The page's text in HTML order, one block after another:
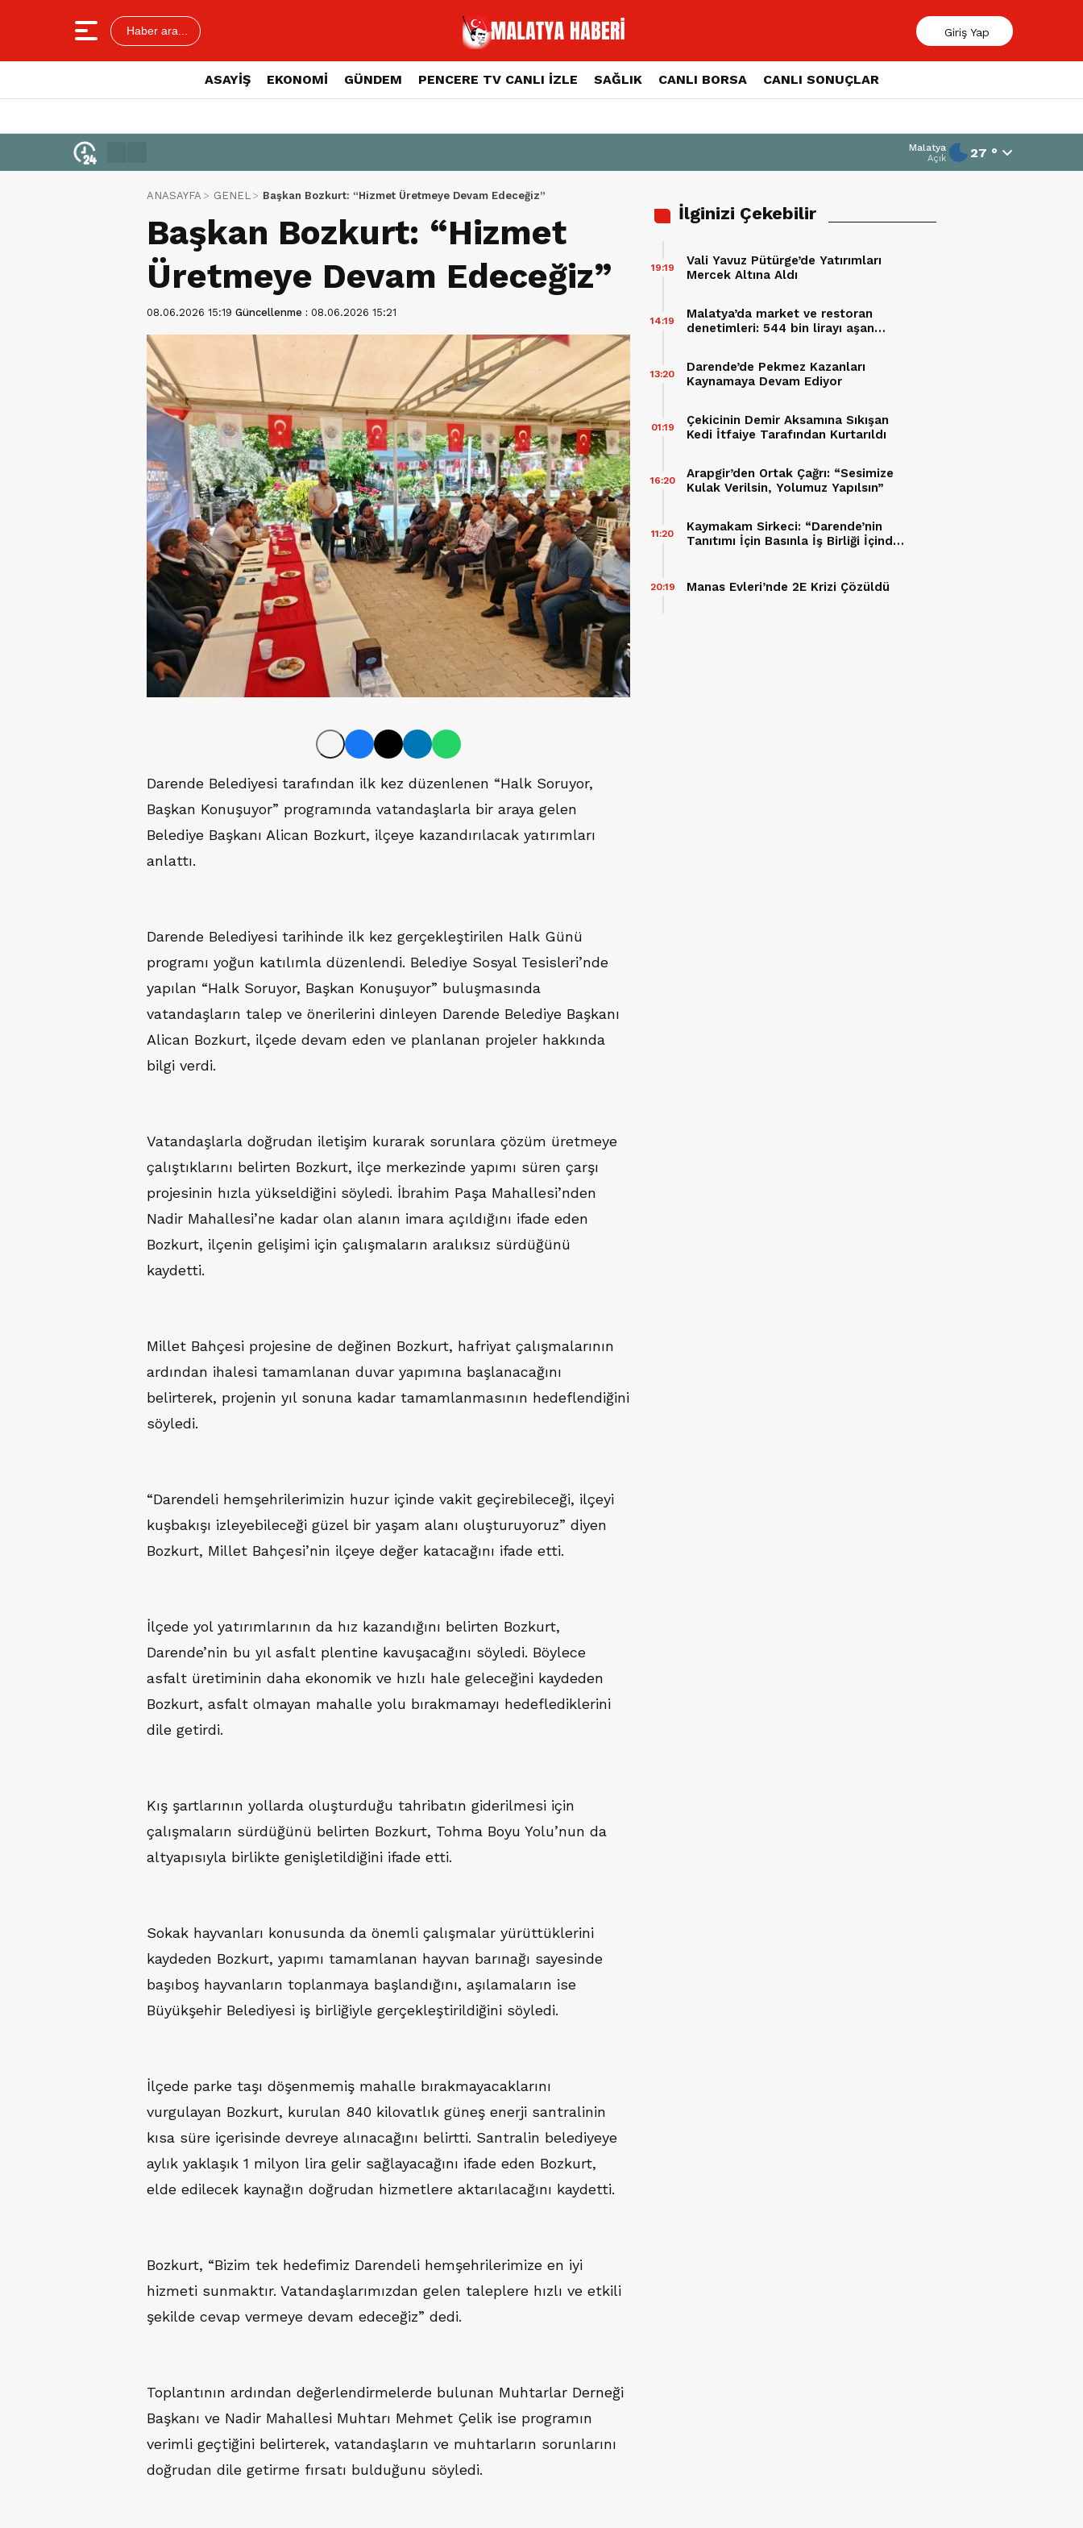
Haber ara... Giriş Yap
ASAYİŞ EKONOMİ GÜNDEM PENCERE TV CANLI İZLE SAĞLIK CANLI BORSA CANLI SONUÇLAR
Malatya
Açık 27 °
ANASAYFA GENEL Başkan Bozkurt: “Hizmet Üretmeye Devam Edeceğiz”
Başkan Bozkurt: “Hizmet
Üretmeye Devam Edeceğiz”
08.06.2026 15:19 Güncellenme : 08.06.2026 15:21
Darende Belediyesi tarafından ilk kez düzenlenen “Halk Soruyor,
Başkan Konuşuyor” programında vatandaşlarla bir araya gelen
Belediye Başkanı Alican Bozkurt, ilçeye kazandırılacak yatırımları
anlattı.
Darende Belediyesi tarihinde ilk kez gerçekleştirilen Halk Günü
programı yoğun katılımla düzenlendi. Belediye Sosyal Tesisleri’nde
yapılan “Halk Soruyor, Başkan Konuşuyor” buluşmasında
vatandaşların talep ve önerilerini dinleyen Darende Belediye Başkanı
Alican Bozkurt, ilçede devam eden ve planlanan projeler hakkında
bilgi verdi.
Vatandaşlarla doğrudan iletişim kurarak sorunlara çözüm üretmeye
çalıştıklarını belirten Bozkurt, ilçe merkezinde yapımı süren çarşı
projesinin hızla yükseldiğini söyledi. İbrahim Paşa Mahallesi’nden
Nadir Mahallesi’ne kadar olan alanın imara açıldığını ifade eden
Bozkurt, ilçenin gelişimi için çalışmaların aralıksız sürdüğünü
kaydetti.
Millet Bahçesi projesine de değinen Bozkurt, hafriyat çalışmalarının
ardından ihalesi tamamlanan duvar yapımına başlanacağını
belirterek, projenin yıl sonuna kadar tamamlanmasının hedeflendiğini
söyledi.
“Darendeli hemşehrilerimizin huzur içinde vakit geçirebileceği, ilçeyi
kuşbakışı izleyebileceği güzel bir yaşam alanı oluşturuyoruz” diyen
Bozkurt, Millet Bahçesi’nin ilçeye değer katacağını ifade etti.
İlçede yol yatırımlarının da hız kazandığını belirten Bozkurt,
Darende’nin bu yıl asfalt plentine kavuşacağını söyledi. Böylece
asfalt üretiminin daha ekonomik ve hızlı hale geleceğini kaydeden
Bozkurt, asfalt olmayan mahalle yolu bırakmamayı hedeflediklerini
dile getirdi.
Kış şartlarının yollarda oluşturduğu tahribatın giderilmesi için
çalışmaların sürdüğünü belirten Bozkurt, Tohma Boyu Yolu’nun da
altyapısıyla birlikte genişletildiğini ifade etti.
Sokak hayvanları konusunda da önemli çalışmalar yürüttüklerini
kaydeden Bozkurt, yapımı tamamlanan hayvan barınağı sayesinde
başıboş hayvanların toplanmaya başlandığını, aşılamaların ise
Büyükşehir Belediyesi iş birliğiyle gerçekleştirildiğini söyledi.
İlçede parke taşı döşenmemiş mahalle bırakmayacaklarını
vurgulayan Bozkurt, kurulan 840 kilovatlık güneş enerji santralinin
kısa süre içerisinde devreye alınacağını belirtti. Santralin belediyeye
aylık yaklaşık 1 milyon lira gelir sağlayacağını ifade eden Bozkurt,
elde edilecek kaynağın doğrudan hizmetlere aktarılacağını kaydetti.
Bozkurt, “Bizim tek hedefimiz Darendeli hemşehrilerimize en iyi
hizmeti sunmaktır. Vatandaşlarımızdan gelen taleplere hızlı ve etkili
şekilde cevap vermeye devam edeceğiz” dedi.
Toplantının ardından değerlendirmelerde bulunan Muhtarlar Derneği
Başkanı ve Nadir Mahallesi Muhtarı Mehmet Çelik ise programın
verimli geçtiğini belirterek, vatandaşların ve muhtarların sorunlarını
doğrudan dile getirme fırsatı bulduğunu söyledi.
İlginizi Çekebilir
Vali Yavuz Pütürge’de Yatırımları
Mercek Altına Aldı
19:19
Malatya’da market ve restoran
denetimleri: 544 bin lirayı aşan
14:19
Darende’de Pekmez Kazanları
Kaynamaya Devam Ediyor
13:20
Çekicinin Demir Aksamına Sıkışan
Kedi İtfaiye Tarafından Kurtarıldı
01:19
Arapgir’den Ortak Çağrı: “Sesimize
Kulak Verilsin, Yolumuz Yapılsın”
16:20
Kaymakam Sirkeci: “Darende’nin
Tanıtımı İçin Basınla İş Birliği İçinde
11:20
Manas Evleri’nde 2E Krizi Çözüldü
20:19